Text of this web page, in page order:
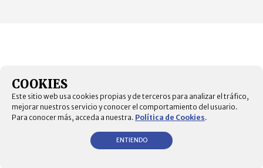
COOKIES
Este sitio web usa cookies propias y de terceros para analizar el tráfico,
mejorar nuestros servicio y conocer el comportamiento del usuario.
Para conocer más, acceda a nuestra. Política de Cookies.
ENTIENDO